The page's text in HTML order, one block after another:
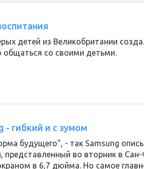
детей из Великобритании
общаться со своими детьми.
- гибкий и с зумом
будущего", - так Samsung
представленный во вторник в
в 6,7 дюйма. Но самое